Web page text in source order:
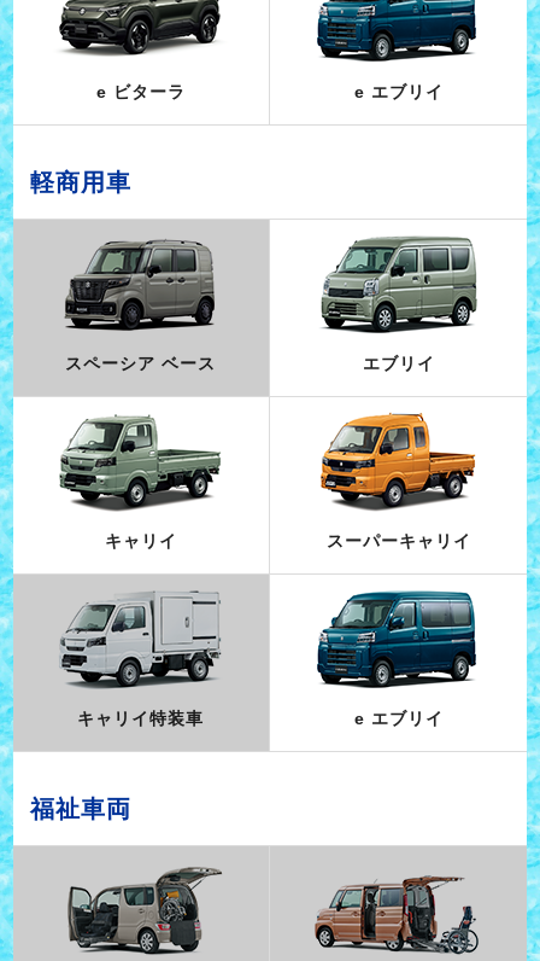
e ビターラ e エブリイ
軽商用車
スペーシア ベース エブリイ
キャリイ スーパーキャリイ
キャリイ特装車 e エブリイ
福祉車両